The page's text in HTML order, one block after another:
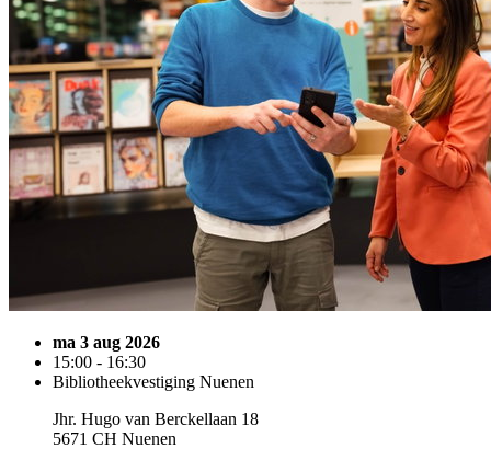
ma 3 aug 2026
15:00 - 16:30
Bibliotheekvestiging Nuenen
Jhr. Hugo van Berckellaan 18
5671 CH Nuenen